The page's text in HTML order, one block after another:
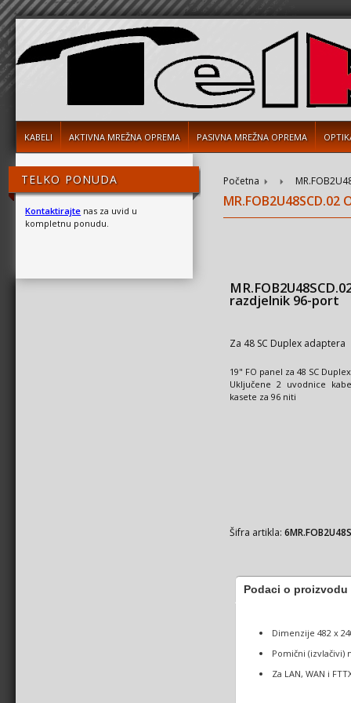
KABELI AKTIVNA MREŽNA OPREMA PASIVNA MREŽNA OPREMA
TELKO PONUDA
Kontaktirajte nas za uvid u
kompletnu ponudu.
Početna
MR.FOB2U48SCD.02
razdjelnik 96-port
Za 48 SC Duplex adaptera
19" FO panel za 48 SC
Uključene 2 uvodnice
kasete za 96 niti
Šifra artikla:
Podaci o proizvodu
Dimenzije 482 x
Pomični (izvlačivi)
Za LAN, WAN i